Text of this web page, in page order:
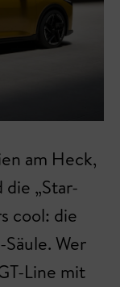
am Heck,
„Star-
cool: die
Wer
Line mit